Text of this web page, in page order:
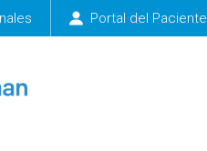
Portal del Paciente